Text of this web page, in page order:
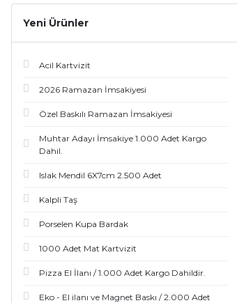
Yeni Ürünler
Acil Kartvizit
2026 Ramazan İmsakiyesi
Özel Baskılı Ramazan İmsakiyesi
Muhtar Adayı İmsakiye 1.000 Adet Kargo
Dahil.
Islak Mendil 6X7cm 2.500 Adet
Kalpli Taş
Porselen Kupa Bardak
1000 Adet Mat Kartvizit
Pizza El İlanı / 1.000 Adet Kargo Dahildir.
Eko - El ilanı ve Magnet Baskı / 2.000 Adet